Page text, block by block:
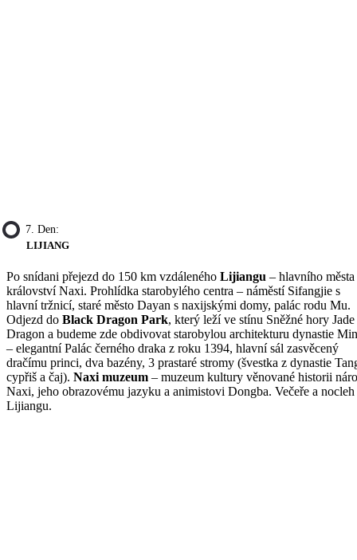
7. Den:
LIJIANG
Po snídani přejezd do 150 km vzdáleného Lijiangu – hlavního města
království Naxi. Prohlídka starobylého centra – náměstí Sifangjie s
hlavní tržnicí, staré město Dayan s naxijskými domy, palác rodu Mu.
Odjezd do Black Dragon Park, který leží ve stínu Sněžné hory Jade
Dragon a budeme zde obdivovat starobylou architekturu dynastie
– elegantní Palác černého draka z roku 1394, hlavní sál zasvěcený
dračímu princi, dva bazény, 3 prastaré stromy (švestka z dynastie
cypřiš a čaj). Naxi muzeum – muzeum kultury věnované historii
Naxi, jeho obrazovému jazyku a animistovi Dongba. Večeře a
Lijiangu.